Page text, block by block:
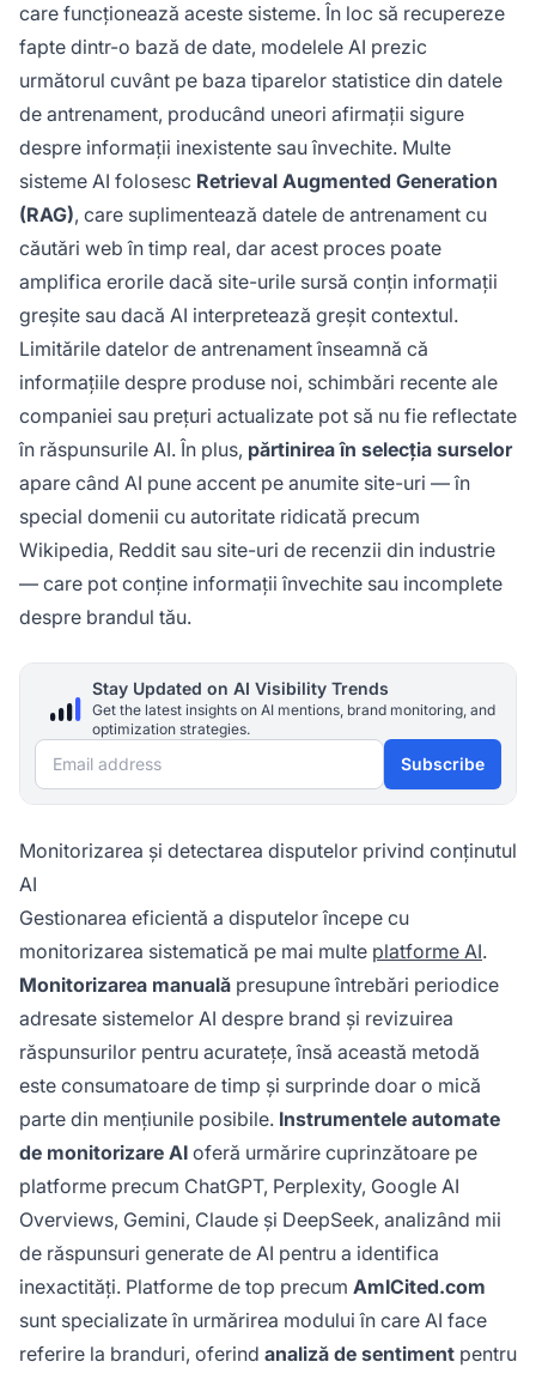
care funcționează aceste sisteme. În loc să recupereze
fapte dintr-o bază de date, modelele AI prezic
următorul cuvânt pe baza tiparelor statistice din datele
de antrenament, producând uneori afirmații sigure
despre informații inexistente sau învechite. Multe
sisteme AI folosesc Retrieval Augmented Generation
(RAG), care suplimentează datele de antrenament cu
căutări web în timp real, dar acest proces poate
amplifica erorile dacă site-urile sursă conțin informații
greșite sau dacă AI interpretează greșit contextul.
Limitările datelor de antrenament înseamnă că
informațiile despre produse noi, schimbări recente ale
companiei sau prețuri actualizate pot să nu fie reflectate
în răspunsurile AI. În plus, părtinirea în selecția surselor
apare când AI pune accent pe anumite site-uri — în
special domenii cu autoritate ridicată precum
Wikipedia, Reddit sau site-uri de recenzii din industrie
— care pot conține informații învechite sau incomplete
despre brandul tău.
Stay Updated on AI Visibility Trends
Get the latest insights on AI mentions, brand monitoring, and
optimization strategies.
Email address Subscribe
Monitorizarea și detectarea disputelor privind conținutul
AI
Gestionarea eficientă a disputelor începe cu
monitorizarea sistematică pe mai multe platforme AI.
Monitorizarea manuală presupune întrebări periodice
adresate sistemelor AI despre brand și revizuirea
răspunsurilor pentru acuratețe, însă această metodă
este consumatoare de timp și surprinde doar o mică
parte din mențiunile posibile. Instrumentele automate
de monitorizare AI oferă urmărire cuprinzătoare pe
platforme precum ChatGPT, Perplexity, Google AI
Overviews, Gemini, Claude și DeepSeek, analizând mii
de răspunsuri generate de AI pentru a identifica
inexactități. Platforme de top precum AmICited.com
sunt specializate în urmărirea modului în care AI face
referire la branduri, oferind analiză de sentiment pentru